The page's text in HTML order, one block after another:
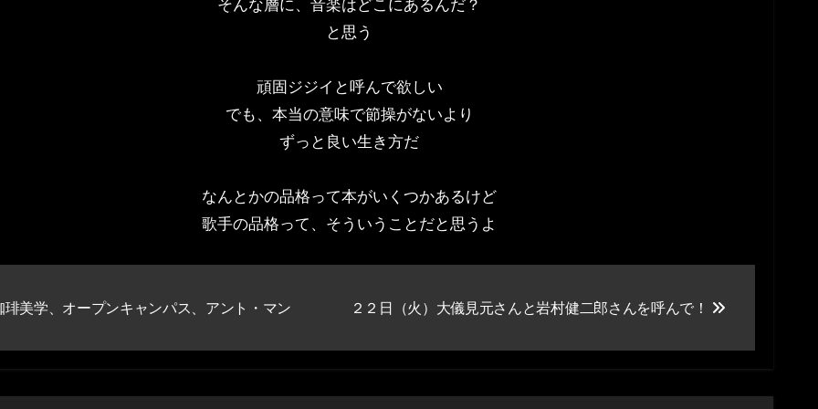
そんな層に、音楽はどこにあるんだ？
と思う
頑固ジジイと呼んで欲しい
でも、本当の意味で節操がないより
ずっと良い生き方だ
なんとかの品格って本がいくつかあるけど
歌手の品格って、そういうことだと思うよ
琲美学、オープンキャンパス、アント・マン ２２日（火）大儀見元さんと岩村健二郎さんを呼んで！